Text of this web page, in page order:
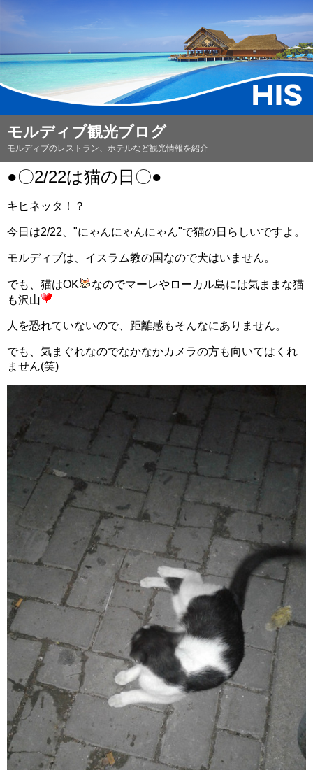
モルディブ観光ブログ
モルディブのレストラン、ホテルなど観光情報を紹介
●〇2/22は猫の日〇●
キヒネッタ！？
今日は2/22、"にゃんにゃんにゃん"で猫の日らしいですよ。
モルディブは、イスラム教の国なので犬はいません。
でも、猫はOK
なのでマーレやローカル島には気ままな猫
も沢山
人を恐れていないので、距離感もそんなにありません。
でも、気まぐれなのでなかなかカメラの方も向いてはくれ
ません(笑)